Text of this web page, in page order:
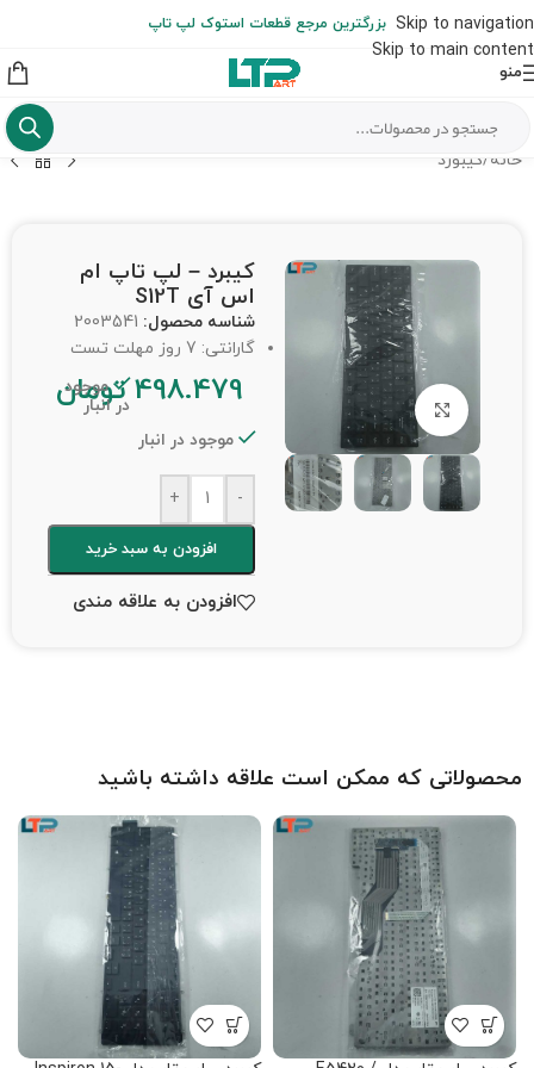
Skip to navigation
Skip to main content
از شهرستان به عهده مشتری است)
بزرگترین مرجع قطعات استوک لپ تاپ
منو
خانه /کیبورد
برای بزرگنمایی کلیک کنید
کیبرد – لپ تاپ ام
اس آی S12T
شناسه محصول: 2003541
گارانتی: 7 روز مهلت تست
498.479 تومان
موجود
در انبار
موجود در انبار
-
+
افزودن به سبد خرید
افزودن به علاقه مندی
محصولاتی که ممکن است علاقه داشته باشید